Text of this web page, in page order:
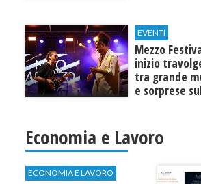
EVENTI
Mezzo
inizio
tra grande
e sorprese
Economia e Lavoro
ECONOMIA E LAVORO